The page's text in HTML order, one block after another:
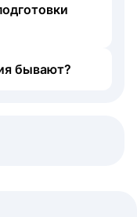
бывают?